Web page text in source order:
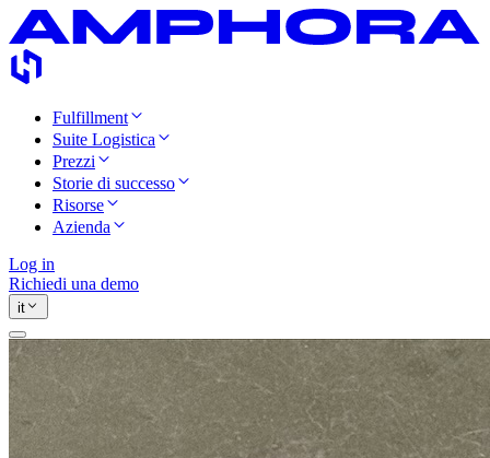
Fulfillment
Suite Logistica
Prezzi
Storie di successo
Risorse
Azienda
Log in
Richiedi una demo
it